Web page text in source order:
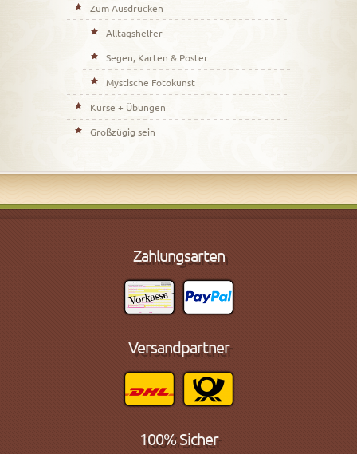
Zum Ausdrucken
Alltagshelfer
Segen, Karten & Poster
Mystische Fotokunst
Kurse + Übungen
Großzügig sein
Zahlungsarten
Versandpartner
100% Sicher